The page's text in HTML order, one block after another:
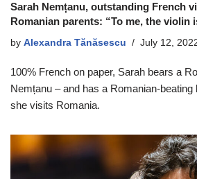
Sarah Nemțanu, outstanding French
Romanian parents: “To me, the violin
by Alexandra Tănăsescu July 12,
100% French on paper, Sarah bears a
Nemțanu – and has a Romanian-
she visits Romania.